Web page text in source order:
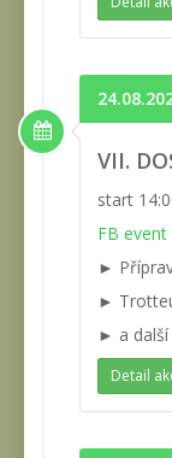
VII.
start
FB event
►
►
► a
Detail